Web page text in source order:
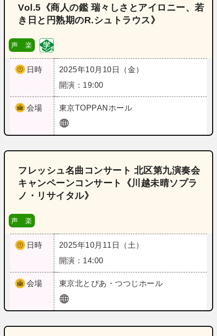
Vol.5《商人の鑑 瑞々しさとアイロニー、若
き日と円熟期のR.シュトラウス》
声 楽
日時
2025年10月10日（金）
開演：19:00
会場 東京TOPPANホール
フレッシュ名曲コンサート 北区第九演奏会
キャンペーンコンサート《川越未晴ソプラ
ノ・リサイタル》
声 楽
日時
2025年10月11日（土）
開演：14:00
会場 東京北とぴあ・つつじホール